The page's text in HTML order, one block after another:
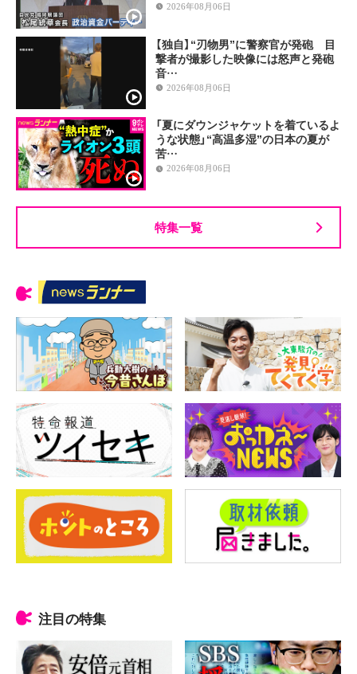
2026年08月06日
【独自】“刃物男”に警察官が発砲 目
撃者が撮影した映像には怒声と発砲
音…
2026年08月06日
「夏にダウンジャケットを着ているよ
うな状態」“高温多湿”の日本の夏が
苦…
2026年08月06日
特集一覧
注目の特集